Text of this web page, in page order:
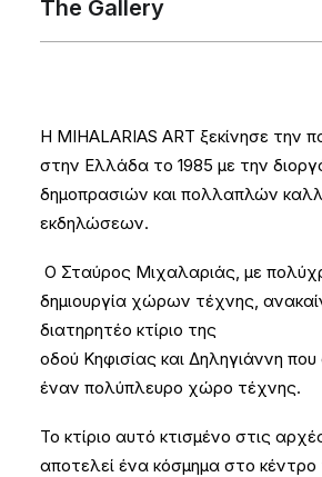
The Gallery
H MIHALARIAS ART ξεκίνησε την
στην Ελλάδα το 1985 με την
δημοπρασιών και πολλαπλών
εκδηλώσεων.
Ο Σταύρος Μιχαλαριάς, με
δημιουργία χώρων τέχνης,
διατηρητέο κτίριο της
οδού Κηφισίας και Δηληγιάννη
έναν πολύπλευρο χώρο τέχνης.
Το κτίριο αυτό κτισμένο στις
αποτελεί ένα κόσμημα στο κέντρο